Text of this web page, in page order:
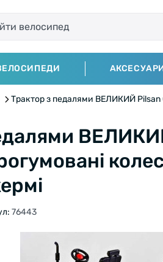
Трактор з педалями ВЕЛИКИЙ Pilsan
76443